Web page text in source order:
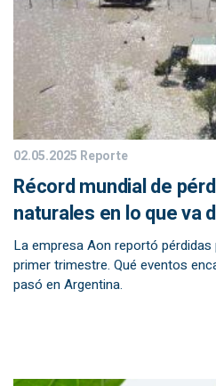
02.05.2025 Reporte
Récord mundial de
naturales en lo que va
La empresa Aon reportó
primer trimestre. Qué eventos
pasó en Argentina.